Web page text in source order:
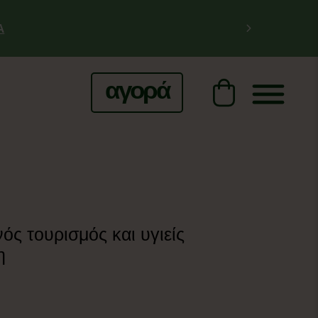
αγορά
τουρισμός και υγιείς